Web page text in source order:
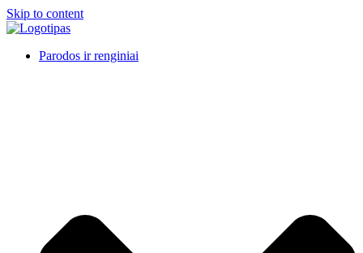
Skip to content
Parodos ir renginiai